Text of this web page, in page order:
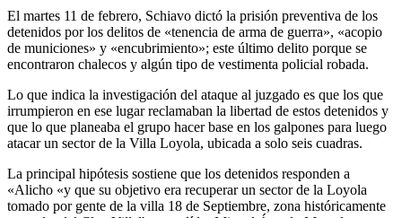
El martes 11 de febrero, Schiavo dictó la prisión preventiva de los
detenidos por los delitos de «tenencia de arma de guerra», «acopio
de municiones» y «encubrimiento»; este último delito porque se
encontraron chalecos y algún tipo de vestimenta policial robada.
Lo que indica la investigación del ataque al juzgado es que los que
irrumpieron en ese lugar reclamaban la libertad de estos detenidos y
que lo que planeaba el grupo hacer base en los galpones para luego
atacar un sector de la Villa Loyola, ubicada a solo seis cuadras.
La principal hipótesis sostiene que los detenidos responden a
«Alicho «y que su objetivo era recuperar un sector de la Loyola
tomado por gente de la villa 18 de Septiembre, zona históricamente